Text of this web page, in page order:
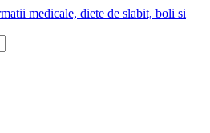
medicale, diete de slabit, boli si